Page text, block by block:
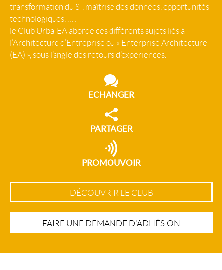
transformation du SI, maîtrise des données, opportunités
technologiques, … :
le Club Urba-EA aborde ces différents sujets liés à
l’Architecture d’Entreprise ou « Enterprise Architecture
(EA) », sous l’angle des retours d’expériences.
ECHANGER
PARTAGER
PROMOUVOIR
DÉCOUVRIR LE CLUB
FAIRE UNE DEMANDE D'ADHÉSION